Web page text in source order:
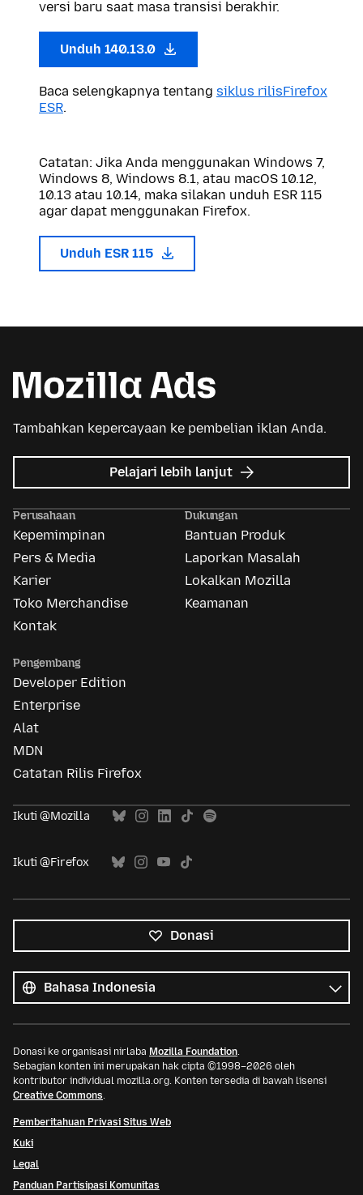
versi baru saat masa transisi berakhir.
Unduh 140.13.0
Baca selengkapnya tentang siklus rilisFirefox
ESR.
Catatan: Jika Anda menggunakan Windows 7,
Windows 8, Windows 8.1, atau macOS 10.12,
10.13 atau 10.14, maka silakan unduh ESR 115
agar dapat menggunakan Firefox.
Unduh ESR 115
Tambahkan kepercayaan ke pembelian iklan Anda.
Pelajari lebih lanjut mengenai
Mozilla
Perusahaan
Kepemimpinan
Pers & Media
Karier
Toko Merchandise
Kontak
Dukungan
Bantuan Produk
Laporkan Masalah
Lokalkan Mozilla
Keamanan
Pengembang
Developer Edition
Enterprise
Alat
MDN
Catatan Rilis Firefox
Ikuti @Mozilla
Ikuti @Firefox
Donasi
bahasa
Bahasa
Donasi ke organisasi nirlaba Mozilla Foundation.
Sebagian konten ini merupakan hak cipta ©1998–2026 oleh
kontributor individual mozilla.org. Konten tersedia di bawah lisensi
Creative Commons.
Pemberitahuan Privasi Situs Web
Kuki
Legal
Panduan Partisipasi Komunitas